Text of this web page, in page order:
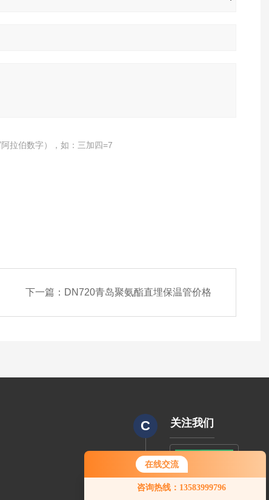
在线交流
咨询热线：13583999796
您好！欢迎前来咨询，很高兴为您
服务，请问您要咨询什么问题呢？
拉伯数字），如：三加四=7
下一篇： DN720青岛聚氨酯直埋保温管价格
C
CODE
关注我们